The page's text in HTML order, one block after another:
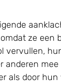
ze een
vervullen,
anderen
als door hun